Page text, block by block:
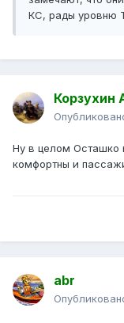
КС, рады уровню
Корзухин
Ну в целом Осташко
комфортны и
abr